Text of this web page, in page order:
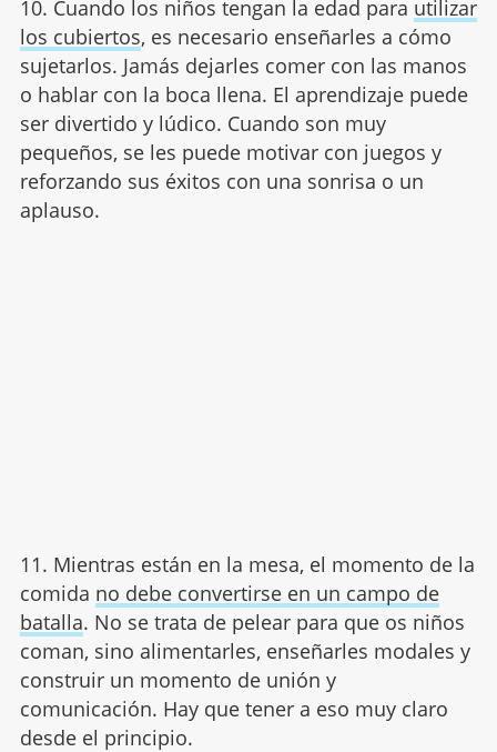
10. Cuando los niños tengan la edad para utilizar
los cubiertos, es necesario enseñarles a cómo
sujetarlos. Jamás dejarles comer con las manos
o hablar con la boca llena. El aprendizaje puede
ser divertido y lúdico. Cuando son muy
pequeños, se les puede motivar con juegos y
reforzando sus éxitos con una sonrisa o un
aplauso.
11. Mientras están en la mesa, el momento de la
comida no debe convertirse en un campo de
batalla. No se trata de pelear para que os niños
coman, sino alimentarles, enseñarles modales y
construir un momento de unión y
comunicación. Hay que tener a eso muy claro
desde el principio.